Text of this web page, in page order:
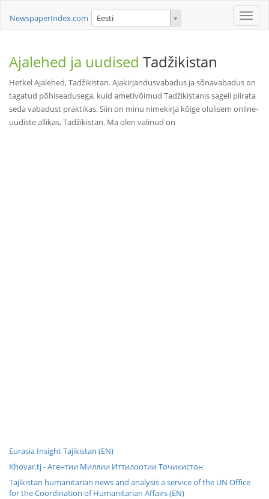
Toggle
NewspaperIndex.com Eesti
Ajalehed ja uudised Tadžikistan
Hetkel Ajalehed, Tadžikistan. Ajakirjandusvabadus ja sõnavabadus on
tagatud põhiseadusega, kuid ametivõimud Tadžikistanis sageli piirata
seda vabadust praktikas. Siin on minu nimekirja kõige olulisem online-
uudiste allikas, Tadžikistan. Ma olen valinud on
Eurasia Insight Tajikistan (EN)
Khovar.tj - Агентии Миллии Иттилоотии Точикистон
Tajikistan humanitarian news and analysis a service of the UN Office
for the Coordination of Humanitarian Affairs (EN)